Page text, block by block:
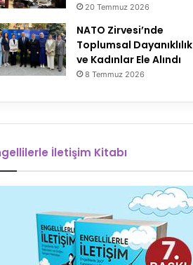
20 Temmuz 2026
NATO Zirvesi’nde
Toplumsal Dayanıklılık
ve Kadınlar Ele Alındı
8 Temmuz 2026
İletişim Kitabı